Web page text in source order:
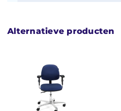
Alternatieve producten